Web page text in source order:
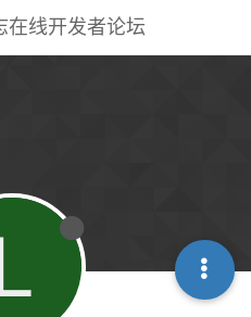
在线开发者论坛